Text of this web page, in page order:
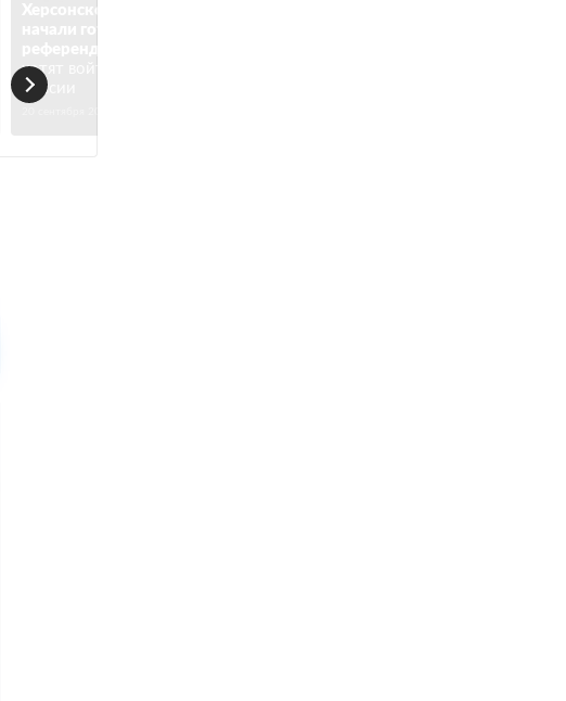
хотят войти в состав
России